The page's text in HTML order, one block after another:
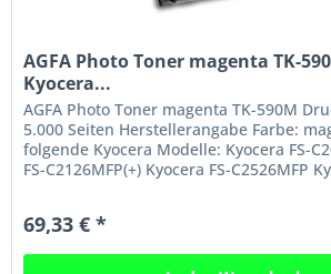
AGFA Photo Toner magenta TK-
Kyocera...
AGFA Photo Toner magenta TK-590M
5.000 Seiten Herstellerangabe Farbe:
folgende Kyocera Modelle: Kyocera FS-
FS-C2126MFP(+) Kyocera FS-C2526MFP
69,33 € *